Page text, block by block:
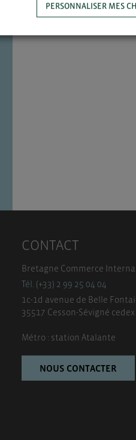
CONTACT
Bretagne Commerce
Tél. (+33) 2 99 25 04 04
1c-1d avenue de Belle
35517 Cesson-Sévigné
Métro : station Atalante
NOUS CONTACTER
PERSONNALISER MES